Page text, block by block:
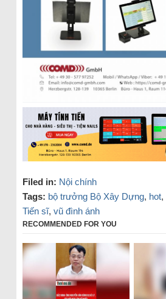
Filed in: Nội chính
Tags: bộ trưởng Bộ Xây Dựng, hot,
Tiến sĩ, vũ đình ánh
RECOMMENDED FOR YOU